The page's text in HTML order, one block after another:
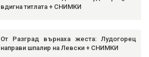
вдигна титлата + СНИМКИ
От Разград върнаха жеста: Лудогорец
направи шпалир на Левски + СНИМКИ